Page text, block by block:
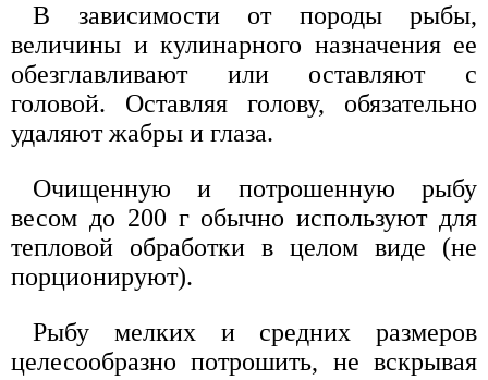
В зависимости от породы рыбы,
величины и кулинарного назначения ее
обезглавливают или оставляют с
головой. Оставляя голову, обязательно
удаляют жабры и глаза.
Очищенную и потрошенную рыбу
весом до 200 г обычно используют для
тепловой обработки в целом виде (не
порционируют).
Рыбу мелких и средних размеров
целесообразно потрошить, не вскрывая